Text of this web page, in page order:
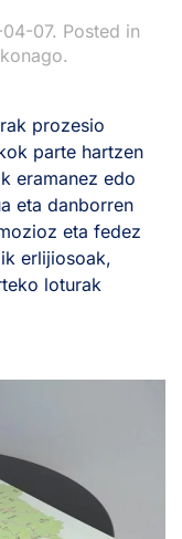
07. Posted in
.
prozesio
parte hartzen
eramanez edo
eta danborren
eta fedez
erlijiosoak,
loturak